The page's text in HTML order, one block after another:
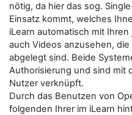
nötig, da hier das sog.
Einsatz kommt, welches
iLearn automatisch mit
auch Videos anzusehen,
abgelegt sind. Beide
Authorisierung und sind mit
Nutzer verknüpft.
Durch das Benutzen von
folgenden Ihrer im iLearn